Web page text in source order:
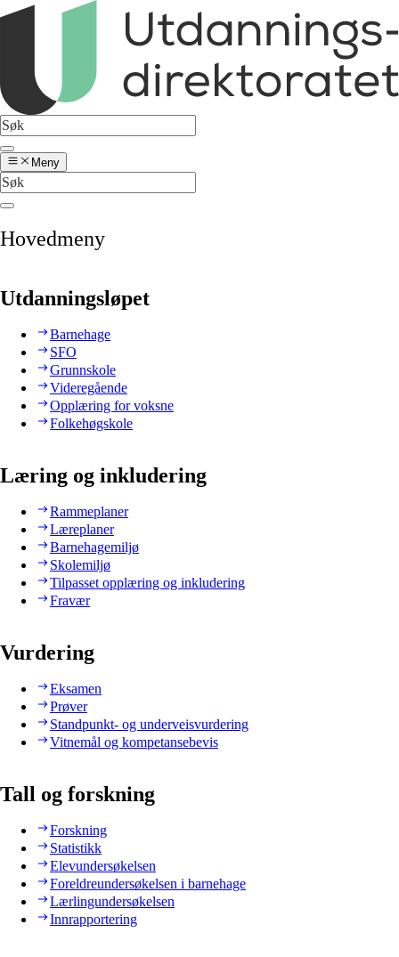
Meny
Hovedmeny
Utdanningsløpet
Barnehage
SFO
Grunnskole
Videregående
Opplæring for voksne
Folkehøgskole
Læring og inkludering
Rammeplaner
Læreplaner
Barnehagemiljø
Skolemiljø
Tilpasset opplæring og inkludering
Fravær
Vurdering
Eksamen
Prøver
Standpunkt- og underveisvurdering
Vitnemål og kompetansebevis
Tall og forskning
Forskning
Statistikk
Elevundersøkelsen
Foreldreundersøkelsen i barnehage
Lærlingundersøkelsen
Innrapportering